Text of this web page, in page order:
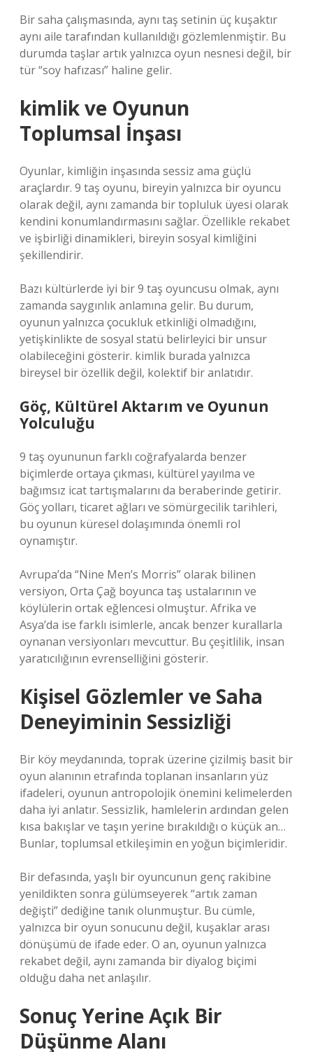
Bir saha çalışmasında, aynı taş setinin üç kuşaktır
aynı aile tarafından kullanıldığı gözlemlenmiştir. Bu
durumda taşlar artık yalnızca oyun nesnesi değil, bir
tür “soy hafızası” haline gelir.
kimlikve Oyunun
Toplumsal İnşası
Oyunlar, kimliğin inşasında sessiz ama güçlü
araçlardır. 9 taş oyunu, bireyin yalnızca bir oyuncu
olarak değil, aynı zamanda bir topluluk üyesi olarak
kendini konumlandırmasını sağlar. Özellikle rekabet
ve işbirliği dinamikleri, bireyin sosyal kimliğini
şekillendirir.
Bazı kültürlerde iyi bir 9 taş oyuncusu olmak, aynı
zamanda saygınlık anlamına gelir. Bu durum,
oyunun yalnızca çocukluk etkinliği olmadığını,
yetişkinlikte de sosyal statü belirleyici bir unsur
olabileceğini gösterir. kimlik burada yalnızca
bireysel bir özellik değil, kolektif bir anlatıdır.
Göç, Kültürel Aktarım ve Oyunun
Yolculuğu
9 taş oyununun farklı coğrafyalarda benzer
biçimlerde ortaya çıkması, kültürel yayılma ve
bağımsız icat tartışmalarını da beraberinde getirir.
Göç yolları, ticaret ağları ve sömürgecilik tarihleri,
bu oyunun küresel dolaşımında önemli rol
oynamıştır.
Avrupa’da “Nine Men’s Morris” olarak bilinen
versiyon, Orta Çağ boyunca taş ustalarının ve
köylülerin ortak eğlencesi olmuştur. Afrika ve
Asya’da ise farklı isimlerle, ancak benzer kurallarla
oynanan versiyonları mevcuttur. Bu çeşitlilik, insan
yaratıcılığının evrenselliğini gösterir.
Kişisel Gözlemler ve Saha
Deneyiminin Sessizliği
Bir köy meydanında, toprak üzerine çizilmiş basit bir
oyun alanının etrafında toplanan insanların yüz
ifadeleri, oyunun antropolojik önemini kelimelerden
daha iyi anlatır. Sessizlik, hamlelerin ardından gelen
kısa bakışlar ve taşın yerine bırakıldığı o küçük an…
Bunlar, toplumsal etkileşimin en yoğun biçimleridir.
Bir defasında, yaşlı bir oyuncunun genç rakibine
yenildikten sonra gülümseyerek “artık zaman
değişti” dediğine tanık olunmuştur. Bu cümle,
yalnızca bir oyun sonucunu değil, kuşaklar arası
dönüşümü de ifade eder. O an, oyunun yalnızca
rekabet değil, aynı zamanda bir diyalog biçimi
olduğu daha net anlaşılır.
Sonuç Yerine Açık Bir
Düşünme Alanı